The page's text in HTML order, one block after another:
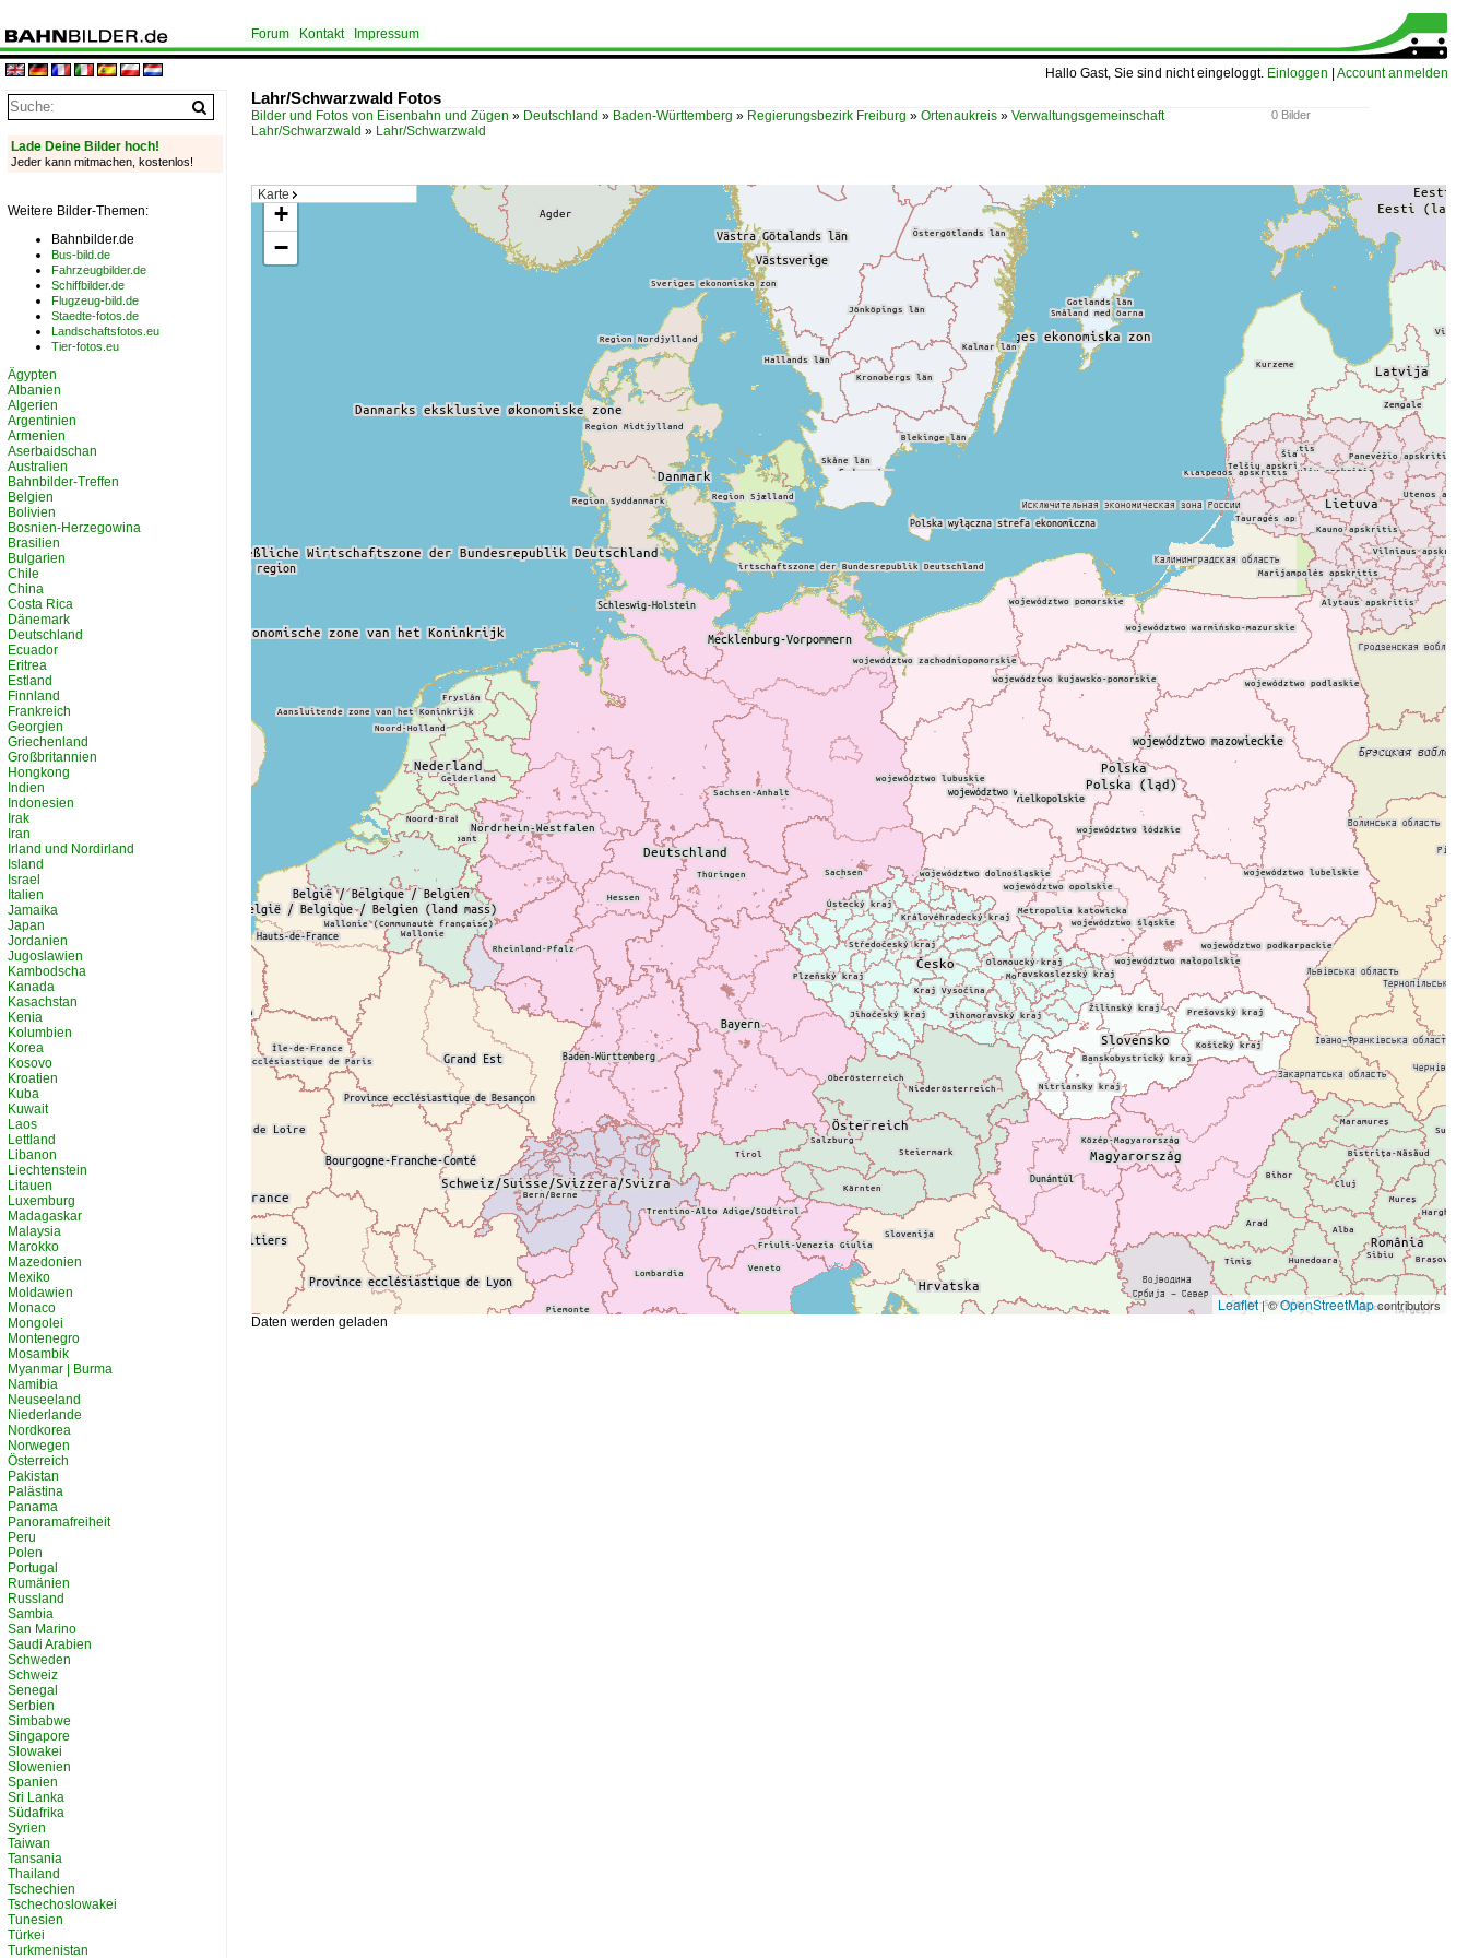
Hallo Gast, Sie sind nicht eingeloggt. Einloggen Account anmelden
Forum Kontakt Impressum
Lahr/Schwarzwald Fotos
0 Bilder
Bilder und Fotos von Eisenbahn und Zügen » Deutschland » Baden-Württemberg » Regierungsbezirk Freiburg » Ortenaukreis » Verwaltungsgemeinschaft
Lahr/Schwarzwald » Lahr/Schwarzwald
Karte
+
−
Leaflet| ©OpenStreetMapcontributors
Daten werden geladen
Lade Deine Bilder hoch!
Jeder kann mitmachen, kostenlos!
Weitere Bilder-Themen:
Bahnbilder.de
Bus-bild.de
Fahrzeugbilder.de
Schiffbilder.de
Flugzeug-bild.de
Staedte-fotos.de
Landschaftsfotos.eu
Tier-fotos.eu
Ägypten
Albanien
Algerien
Argentinien
Armenien
Aserbaidschan
Australien
Bahnbilder-Treffen
Belgien
Bolivien
Bosnien-Herzegowina
Brasilien
Bulgarien
Chile
China
Costa Rica
Dänemark
Deutschland
Ecuador
Eritrea
Estland
Finnland
Frankreich
Georgien
Griechenland
Großbritannien
Hongkong
Indien
Indonesien
Irak
Iran
Irland und Nordirland
Island
Israel
Italien
Jamaika
Japan
Jordanien
Jugoslawien
Kambodscha
Kanada
Kasachstan
Kenia
Kolumbien
Korea
Kosovo
Kroatien
Kuba
Kuwait
Laos
Lettland
Libanon
Liechtenstein
Litauen
Luxemburg
Madagaskar
Malaysia
Marokko
Mazedonien
Mexiko
Moldawien
Monaco
Mongolei
Montenegro
Mosambik
Myanmar | Burma
Namibia
Neuseeland
Niederlande
Nordkorea
Norwegen
Österreich
Pakistan
Palästina
Panama
Panoramafreiheit
Peru
Polen
Portugal
Rumänien
Russland
Sambia
San Marino
Saudi Arabien
Schweden
Schweiz
Senegal
Serbien
Simbabwe
Singapore
Slowakei
Slowenien
Spanien
Sri Lanka
Südafrika
Syrien
Taiwan
Tansania
Thailand
Tschechien
Tschechoslowakei
Tunesien
Türkei
Turkmenistan